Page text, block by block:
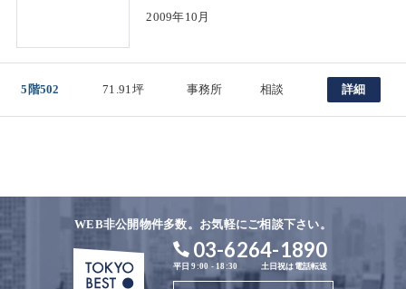
2009年10月
5階502 71.91坪 事務所 相談 詳細
WEB非公開物件多数。お気軽にご相談下さい。
03-6264-1890
平日 9:00 - 18:30 土日祝は電話転送